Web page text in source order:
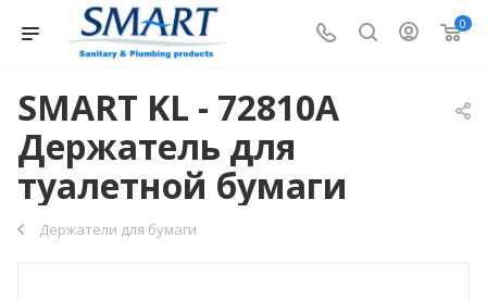
0
SMART KL - 72810A
Держатель для
туалетной бумаги
Держатели для бумаги